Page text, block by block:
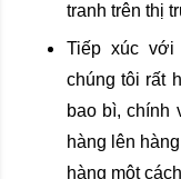
tranh trên thị
Tiếp xúc với
chúng tôi rất
bao bì, chính
hàng lên
hàng một